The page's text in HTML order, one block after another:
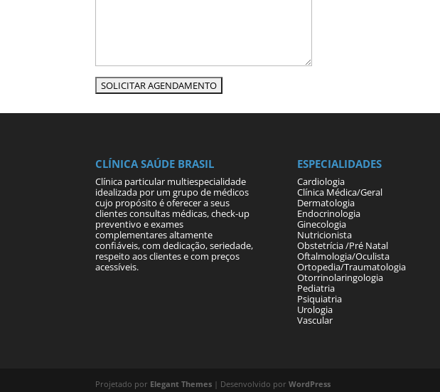
CLÍNICA SAÚDE BRASIL
Clínica particular multiespecialidade
idealizada por um grupo de médicos
cujo propósito é oferecer a seus
clientes consultas médicas, check-up
preventivo e exames
complementares altamente
confiáveis, com dedicação, seriedade,
respeito aos clientes e com preços
acessíveis.
ESPECIALIDADES
Cardiologia
Clínica Médica/Geral
Dermatologia
Endocrinologia
Ginecologia
Nutricionista
Obstetrícia /Pré Natal
Oftalmologia/Oculista
Ortopedia/Traumatologia
Otorrinolaringologia
Pediatria
Psiquiatria
Urologia
Vascular
Projetado por Elegant Themes | Desenvolvido porWordPress